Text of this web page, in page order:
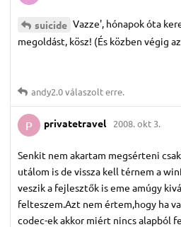
suicide Vazze', hónapok óta
megoldást, kösz! (És közben végig
andy2.​0válaszolt erre.
P privatetravel 2008. okt 3.
Senkit nem akartam megsérteni
utálom is de vissza kell térnem a
veszik a fejlesztők is eme amúgy
felteszem.Azt nem értem,hogy ha
codec-ek akkor miért nincs alapból